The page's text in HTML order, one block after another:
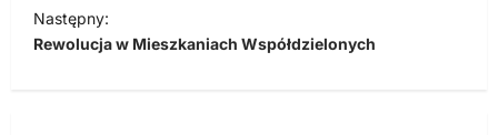
i
g
Następny:
Rewolucja w Mieszkaniach Współdzielonych